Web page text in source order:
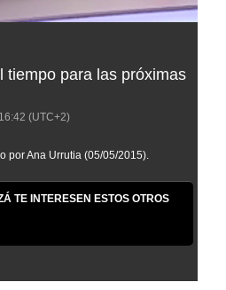
tiempo para las próximas
16:42 (UTC+2)
por Ana Urrutia (05/05/2015).
TE INTERESEN ESTOS OTROS